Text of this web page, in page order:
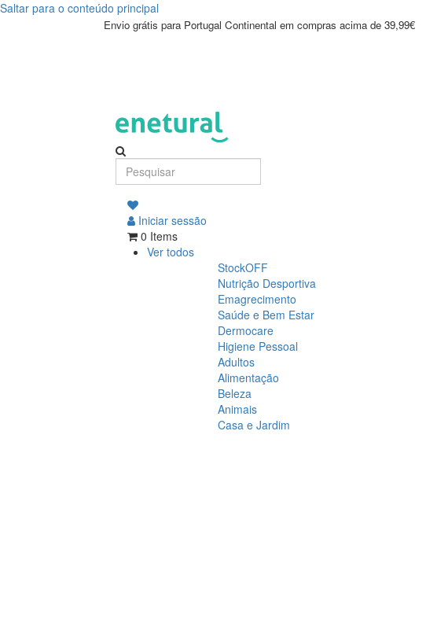
Saltar para o conteúdo principal
Envio grátis para Portugal Continental em compras acima de 39,99€
Iniciar sessão
0 Items
Ver todos
StockOFF
Nutrição Desportiva
Emagrecimento
Saúde e Bem Estar
Dermocare
Higiene Pessoal
Adultos
Alimentação
Beleza
Animais
Casa e Jardim